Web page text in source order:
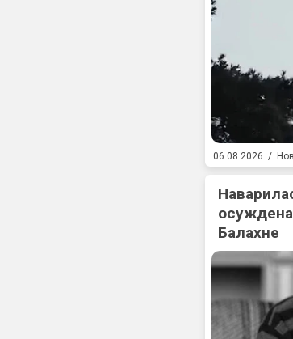
06.08.2026 /
Балахне